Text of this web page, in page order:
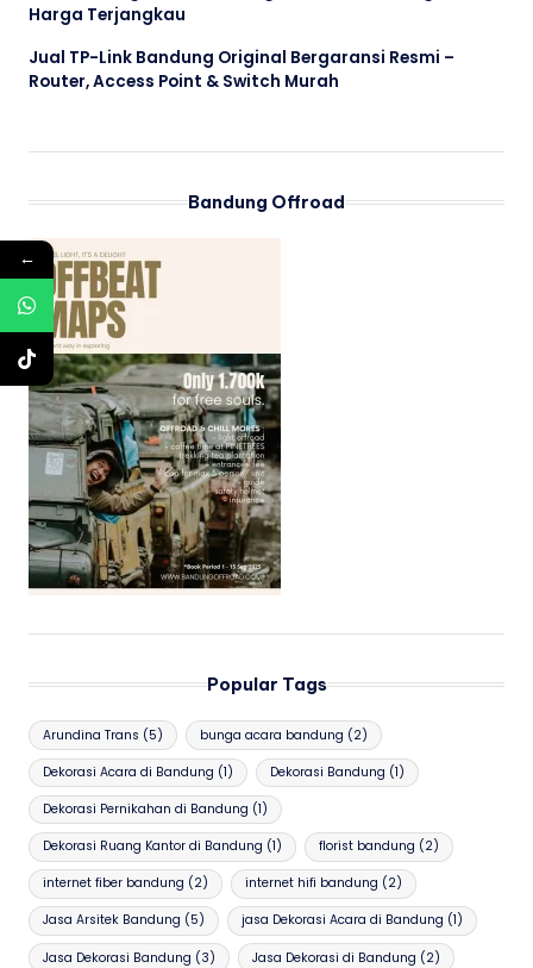
Harga Terjangkau
Jual TP-Link Bandung Original Bergaransi Resmi –
Router, Access Point & Switch Murah
Bandung Offroad
Popular Tags
Arundina Trans (5) bunga acara bandung (2)
Dekorasi Acara di Bandung (1) Dekorasi Bandung (1)
Dekorasi Pernikahan di Bandung (1)
Dekorasi Ruang Kantor di Bandung (1) florist bandung (2)
internet fiber bandung (2) internet hifi bandung (2)
Jasa Arsitek Bandung (5) jasa Dekorasi Acara di Bandung (1)
Jasa Dekorasi Bandung (3) Jasa Dekorasi di Bandung (2)
←